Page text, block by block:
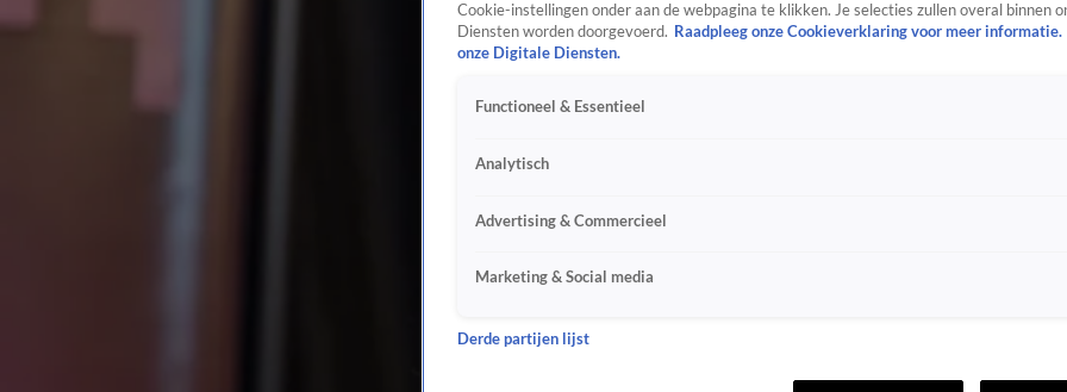
Cookie-instellingen onder aan de webpagina te klikken. Je selecties zullen overal binnen
Diensten worden doorgevoerd. Raadpleeg onze Cookieverklaring voor meer informatie.
onze Digitale Diensten.
Functioneel & Essentieel
Analytisch
Advertising & Commercieel
Marketing & Social media
Derde partijen lijst